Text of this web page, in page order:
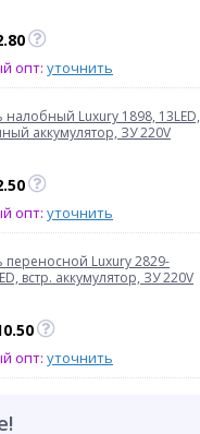
опт: уточнить
Luxury 1898, 13LED,
аккумулятор, ЗУ 220V
опт: уточнить
Luxury 2829-
встр. аккумулятор, ЗУ 220V
опт: уточнить